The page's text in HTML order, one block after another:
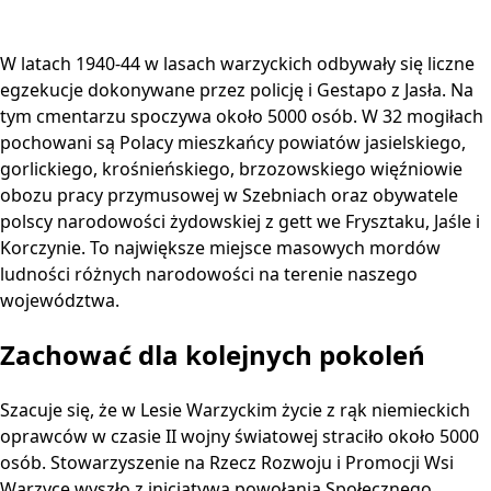
W latach 1940-44 w lasach warzyckich odbywały się liczne
egzekucje dokonywane przez policję i Gestapo z Jasła. Na
tym cmentarzu spoczywa około 5000 osób. W 32 mogiłach
pochowani są Polacy mieszkańcy powiatów jasielskiego,
gorlickiego, krośnieńskiego, brzozowskiego więźniowie
obozu pracy przymusowej w Szebniach oraz obywatele
polscy narodowości żydowskiej z gett we Frysztaku, Jaśle i
Korczynie. To największe miejsce masowych mordów
ludności różnych narodowości na terenie naszego
województwa.
Zachować dla kolejnych pokoleń
Szacuje się, że w Lesie Warzyckim życie z rąk niemieckich
oprawców w czasie II wojny światowej straciło około 5000
osób. Stowarzyszenie na Rzecz Rozwoju i Promocji Wsi